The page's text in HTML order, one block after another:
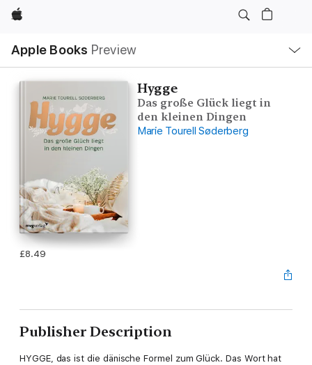
Apple
Apple Books Preview
Nav
Open
Menu
Hygge
Das große Glück liegt in
den kleinen Dingen
Marie Tourell Søderberg
£8.49
Publisher Description
HYGGE, das ist die dänische Formel zum Glück. Das Wort hat